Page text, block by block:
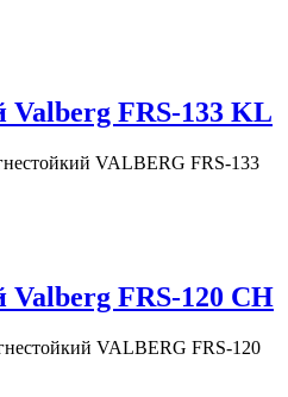
Valberg FRS-133 KL
VALBERG FRS-133
Valberg FRS-120 CH
VALBERG FRS-120